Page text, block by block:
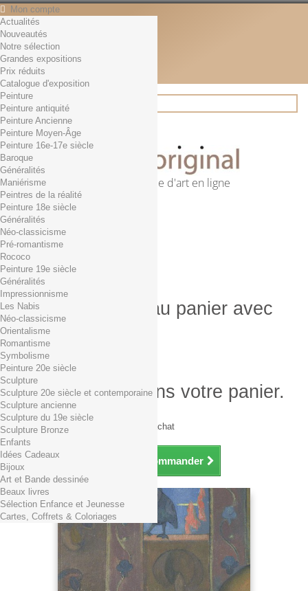
Mon compte
Contact
Français
English
Français
Actualités
Rechercher
Première librairie d'art en ligne
Panier (vide)
Aucun produit
0,01€ dès 29€ d'achat
0,00 € Total
Commander
Produit ajouté au panier avec
succès
Quantité
Total
Il y a 1 produit dans votre panier.
Total produits TTC
Frais de port TTC
0,01€ dès 29€ d'achat
Total TTC
Continuer mes achats Commander
Actualités
Nouveautés
Notre sélection
Grandes expositions
Prix réduits
Catalogue d'exposition
Peinture
Peinture antiquité
Peinture Ancienne
Peinture Moyen-Âge
Peinture 16e-17e siècle
Baroque
Généralités
Maniérisme
Peintres de la réalité
Peinture 18e siècle
Généralités
Néo-classicisme
Pré-romantisme
Rococo
Peinture 19e siècle
Généralités
Impressionnisme
Les Nabis
Néo-classicisme
Orientalisme
Romantisme
Symbolisme
Peinture 20e siècle
Sculpture
Sculpture 20e siècle et contemporaine
Sculpture ancienne
Sculpture du 19e siècle
Sculpture Bronze
Enfants
Idées Cadeaux
Bijoux
Art et Bande dessinée
Beaux livres
Sélection Enfance et Jeunesse
Cartes, Coffrets & Coloriages